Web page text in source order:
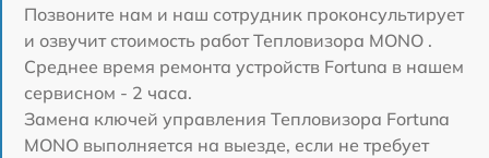
Позвоните нам и наш сотрудник проконсультирует
и озвучит стоимость работ Тепловизора MONO .
Среднее время ремонта устройств Fortuna в нашем
сервисном - 2 часа.
Замена ключей управления Тепловизора Fortuna
MONO выполняется на выезде, если не требует